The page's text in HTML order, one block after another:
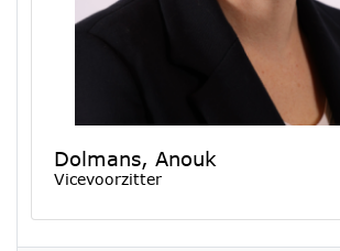
Dolmans, Anouk
Vicevoorzitter